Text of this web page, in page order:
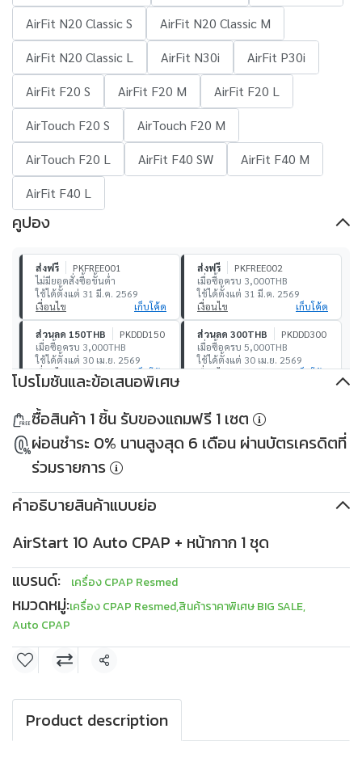
AirFit N20 Classic S
AirFit N20 Classic M
AirFit N20 Classic L
AirFit N30i
AirFit P30i
AirFit F20 S
AirFit F20 M
AirFit F20 L
AirTouch F20 S
AirTouch F20 M
AirTouch F20 L
AirFit F40 SW
AirFit F40 M
AirFit F40 L
คูปอง
ส่งฟรี
PKFREE001
ไม่มียอดสั่งซื้อขั้นต่ำ
ใช้ได้ตั้งแต่ 31 มี.ค. 2569
เงื่อนไข
เก็บโค้ด
ส่งฟรี
PKFREE002
เมื่อซื้อครบ 3,000THB
ใช้ได้ตั้งแต่ 31 มี.ค. 2569
เงื่อนไข
เก็บโค้ด
ส่วนลด 150THB
PKDDD150
เมื่อซื้อครบ 3,000THB
ใช้ได้ตั้งแต่ 30 เม.ย. 2569
เงื่อนไข
เก็บโค้ด
ส่วนลด 300THB
PKDDD300
เมื่อซื้อครบ 5,000THB
ใช้ได้ตั้งแต่ 30 เม.ย. 2569
เงื่อนไข
เก็บโค้ด
เมื่อซื้อครบ 10,000THB
ใช้ได้ตั้งแต่ 30 เม.ย. 2569
เงื่อนไข
เก็บโค้ด
PKDDD1000
เมื่อซื้อครบ 30,000THB
ใช้ได้ตั้งแต่ 30 เม.ย. 2569
เงื่อนไข
เก็บโค้ด
โปรโมชันและข้อเสนอพิเศษ
ซื้อสินค้า 1 ชิ้น รับของแถมฟรี 1 เซต
ผ่อนชำระ 0% นานสูงสุด 6 เดือน ผ่านบัตรเครดิตที่
ร่วมรายการ
คำอธิบายสินค้าแบบย่อ
AirStart 10 Auto CPAP + หน้ากาก 1 ชุด
แบรนด์:
เครื่อง CPAP Resmed
หมวดหมู่:เครื่อง CPAP Resmed,สินค้าราคาพิเศษ BIG SALE,
Auto CPAP
แชร์
Product description